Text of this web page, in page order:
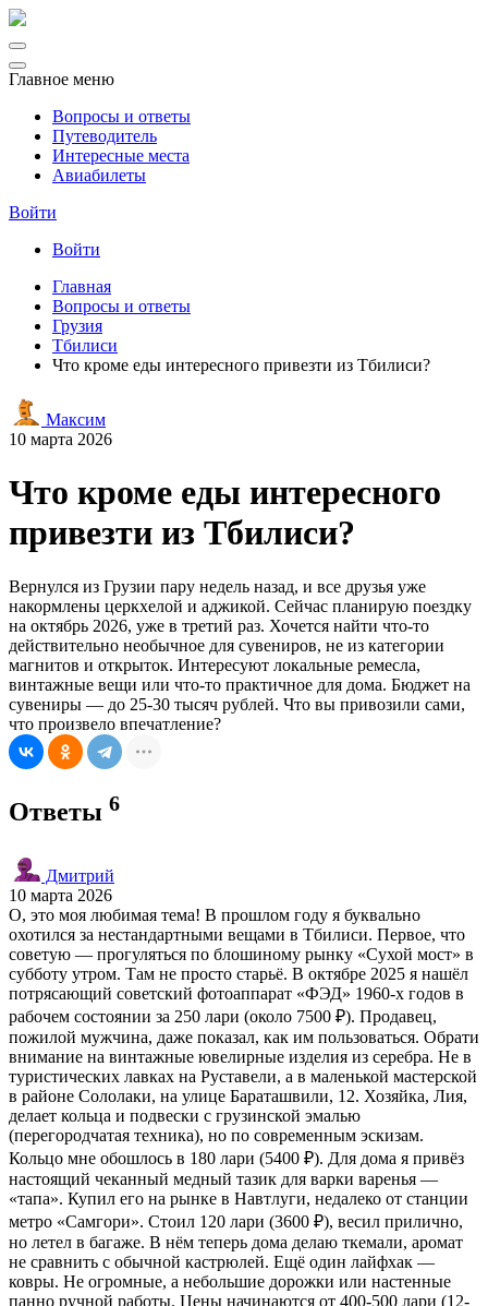
Главное меню
Вопросы и ответы
Путеводитель
Интересные места
Авиабилеты
Войти
Войти
Главная
Вопросы и ответы
Грузия
Тбилиси
Что кроме еды интересного привезти из Тбилиси?
Максим
10 марта 2026
Что кроме еды интересного
привезти из Тбилиси?
Вернулся из Грузии пару недель назад, и все друзья уже
накормлены церкхелой и аджикой. Сейчас планирую поездку
на октябрь 2026, уже в третий раз. Хочется найти что-то
действительно необычное для сувениров, не из категории
магнитов и открыток. Интересуют локальные ремесла,
винтажные вещи или что-то практичное для дома. Бюджет на
сувениры — до 25-30 тысяч рублей. Что вы привозили сами,
что произвело впечатление?
Ответы 6
Дмитрий
10 марта 2026
О, это моя любимая тема! В прошлом году я буквально
охотился за нестандартными вещами в Тбилиси. Первое, что
советую — прогуляться по блошиному рынку «Сухой мост» в
субботу утром. Там не просто старьё. В октябре 2025 я нашёл
потрясающий советский фотоаппарат «ФЭД» 1960-х годов в
рабочем состоянии за 250 лари (около 7500 ₽). Продавец,
пожилой мужчина, даже показал, как им пользоваться. Обрати
внимание на винтажные ювелирные изделия из серебра. Не в
туристических лавках на Руставели, а в маленькой мастерской
в районе Сололаки, на улице Бараташвили, 12. Хозяйка, Лия,
делает кольца и подвески с грузинской эмалью
(перегородчатая техника), но по современным эскизам.
Кольцо мне обошлось в 180 лари (5400 ₽). Для дома я привёз
настоящий чеканный медный тазик для варки варенья —
«тапа». Купил его на рынке в Навтлуги, недалеко от станции
метро «Самгори». Стоил 120 лари (3600 ₽), весил прилично,
но летел в багаже. В нём теперь дома делаю ткемали, аромат
не сравнить с обычной кастрюлей. Ещё один лайфхак —
ковры. Не огромные, а небольшие дорожки или настенные
панно ручной работы. Цены начинаются от 400-500 лари (12-